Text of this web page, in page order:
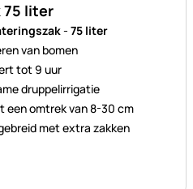
75 liter
- 75 liter
van bomen
tot 9 uur
druppelirrigatie
een omtrek van 8-30 cm
met extra zakken